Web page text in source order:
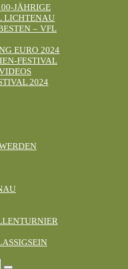
JÄHRIGE
LICHTENAU
– VFL
EURO 2024
FESTIVAL
2024